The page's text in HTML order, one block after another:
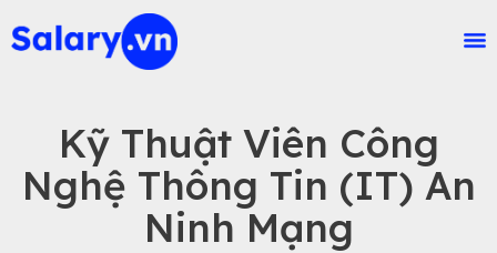
Kỹ Thuật Viên Công
Nghệ Thông Tin (IT) An
Ninh Mạng